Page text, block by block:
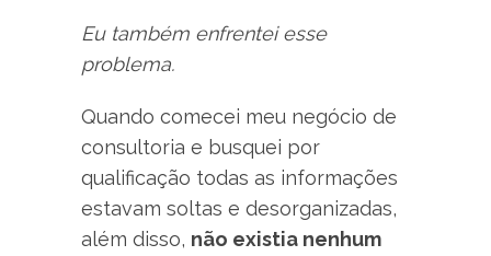
Eu também enfrentei esse
problema.
Quando comecei meu negócio de
consultoria e busquei por
qualificação todas as informações
estavam soltas e desorganizadas,
além disso, não existia nenhum